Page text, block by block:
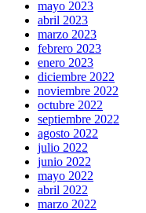
mayo 2023
abril 2023
marzo 2023
febrero 2023
enero 2023
diciembre 2022
noviembre 2022
octubre 2022
septiembre 2022
agosto 2022
julio 2022
junio 2022
mayo 2022
abril 2022
marzo 2022